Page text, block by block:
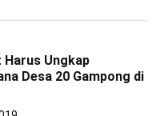
Ungkap
Desa 20 Gampong di